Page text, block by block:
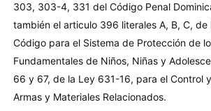
303, 303-4, 331 del Código Penal
también el articulo 396 literales A, B, C,
Código para el Sistema de Protección de
Fundamentales de Niños, Niñas y
66 y 67, de la Ley 631-16, para el Control
Armas y Materiales Relacionados.